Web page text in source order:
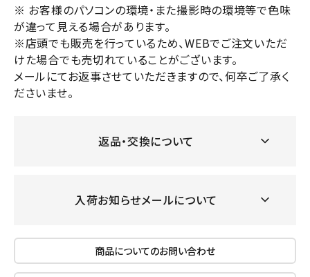
※ お客様のパソコンの環境・また撮影時の環境等で色味
が違って見える場合があります。
※店頭でも販売を行っているため、WEBでご注文いただ
けた場合でも売切れていることがございます。
メールにてお返事させていただきますので、何卒ご了承く
ださいませ。
返品・交換について
入荷お知らせメールについて
商品についてのお問い合わせ